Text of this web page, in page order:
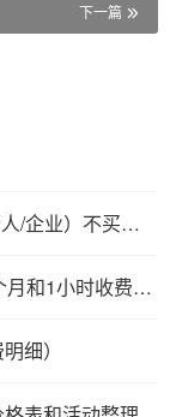
下一篇
阿里云爆款云服务器99元和199元（个人/企业）不买亏！
5月：阿里云服务器多少钱？一年、1个月和1小时收费价格2025最新
细）